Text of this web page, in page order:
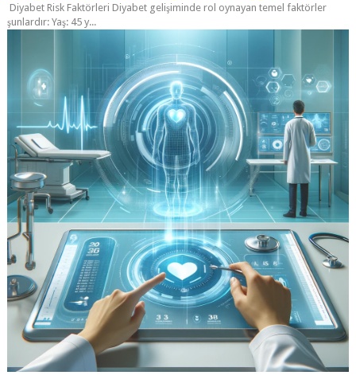
Diyabet Risk Faktörleri Diyabet gelişiminde rol oynayan temel faktörler
şunlardır: Yaş: 45 y...